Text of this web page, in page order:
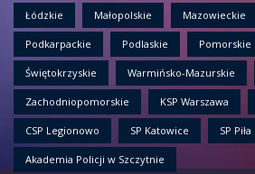
Łódzkie Małopolskie Mazowieckie
Podkarpackie Podlaskie Pomorskie
Świętokrzyskie Warmińsko-Mazurskie
Zachodniopomorskie KSP Warszawa
CSP Legionowo SP Katowice SP Piła
Akademia Policji w Szczytnie